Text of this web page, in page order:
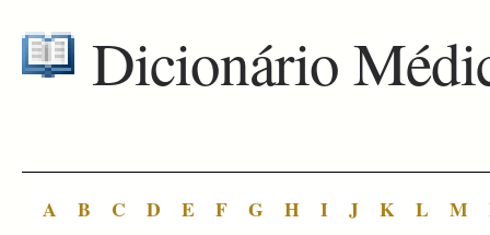
Dicionário
A B C D E F G H I J K L M